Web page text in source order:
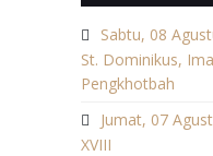
Sabtu, 08
St. Dominikus,
Pengkhotbah
Jumat, 07
XVIII